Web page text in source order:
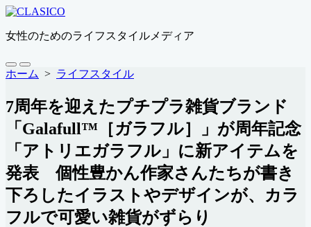
コ
テ
ツ
ス
キ
ッ
プ
女性のためのライフスタイルメディア
検
索
り
替
え
メ
ニ
ー
ホーム > ライフスタイル
7周年を迎えたプチプラ雑貨ブランド
「Galafull™［ガラフル］」が周年記念
「アトリエガラフル」に新アイテムを
発表 個性豊かん作家さんたちが書き
下ろしたイラストやデザインが、カラ
フルで可愛い雑貨がずらり